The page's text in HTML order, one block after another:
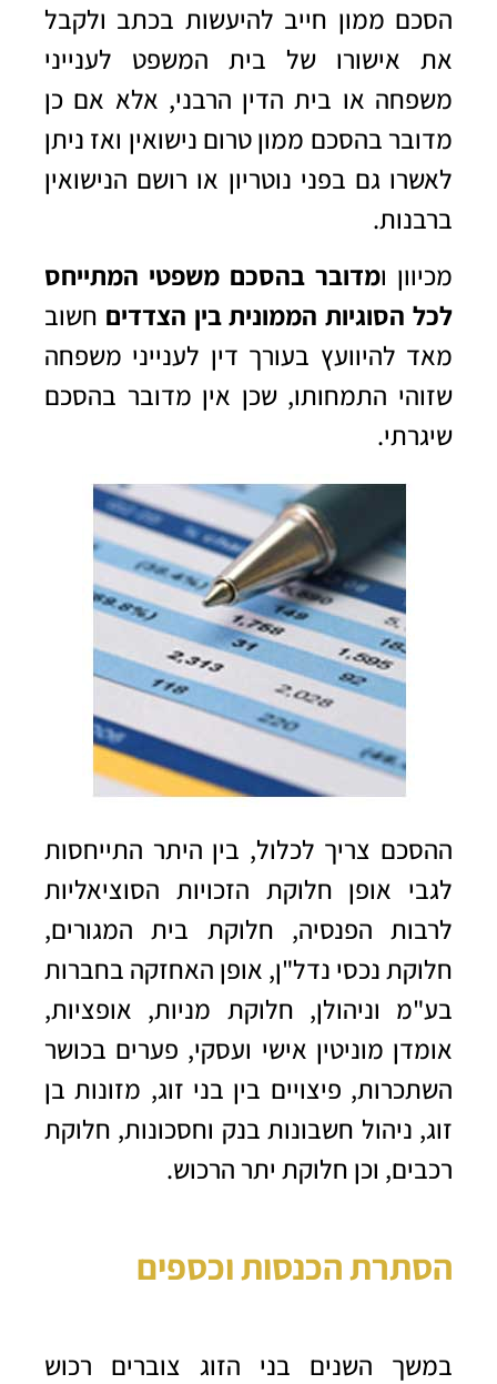
הסכם ממון חייב להיעשות בכתב ולקבל
את אישורו של בית המשפט לענייני
משפחה או בית הדין הרבני, אלא אם כן
מדובר בהסכם ממון טרום נישואין ואז ניתן
לאשרו גם בפני נוטריון או רושם הנישואין
ברבנות.
מכיוון ומדובר בהסכם משפטי המתייחס
לכל הסוגיות הממונית בין הצדדים חשוב
מאד להיוועץ בעורך דין לענייני משפחה
שזוהי התמחותו, שכן אין מדובר בהסכם
שיגרתי.
ההסכם צריך לכלול, בין היתר התייחסות
לגבי אופן חלוקת הזכויות הסוציאליות
לרבות הפנסיה, חלוקת בית המגורים,
חלוקת נכסי נדל"ן, אופן האחזקה בחברות
בע"מ וניהולן, חלוקת מניות, אופציות,
אומדן מוניטין אישי ועסקי, פערים בכושר
השתכרות, פיצויים בין בני זוג, מזונות בן
זוג, ניהול חשבונות בנק וחסכונות, חלוקת
רכבים, וכן חלוקת יתר הרכוש.
הסתרת הכנסות וכספים
במשך השנים בני הזוג צוברים רכוש